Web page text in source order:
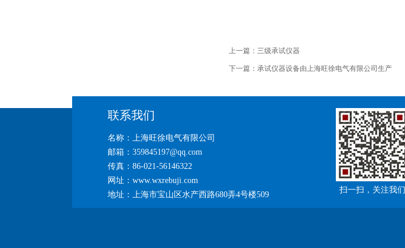
上一篇： 三级承试仪器
下一篇： 承试仪器设备由上海旺徐电气有限公司生产
联系我们
名称：上海旺徐电气有限公司
邮箱：359845197@qq.com
传真：86-021-56146322
网址：www.wxrebuji.com
地址：上海市宝山区水产西路680弄4号楼509
扫一扫，关注我们